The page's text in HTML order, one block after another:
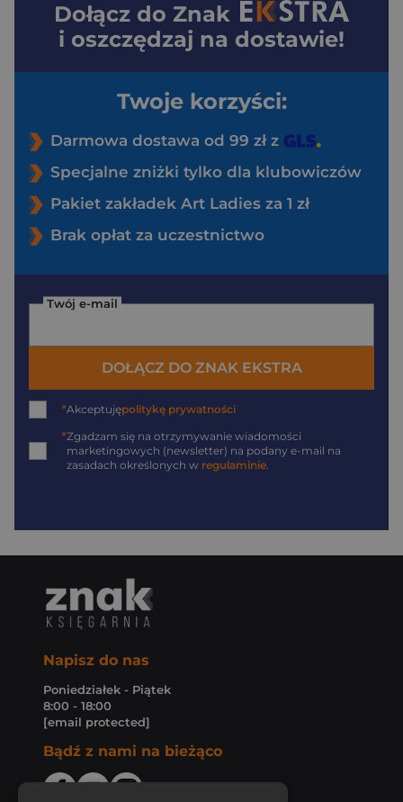
Dołącz do Znak
i oszczędzaj na dostawie!
Twoje korzyści:
Darmowa dostawa od 99 zł z
Specjalne zniżki tylko dla klubowiczów
Pakiet zakładek Art Ladies za 1 zł
Brak opłat za uczestnictwo
Twój e-mail
DOŁĄCZ DO ZNAK EKSTRA
*Akceptujępolitykę prywatności
*Zgadzam się na otrzymywanie wiadomości
marketingowych (newsletter) na podany e-mail na
zasadach określonych w regulaminie.
Napisz do nas
Poniedziałek - Piątek
8:00 - 18:00
[email protected]
Bądź z nami na bieżąco